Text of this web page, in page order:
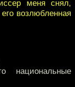
меня снял,
возлюбленная
национальные